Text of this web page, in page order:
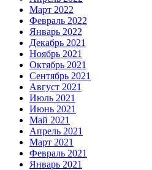
Март 2022
Февраль 2022
Январь 2022
Декабрь 2021
Ноябрь 2021
Октябрь 2021
Сентябрь 2021
Август 2021
Июль 2021
Июнь 2021
Май 2021
Апрель 2021
Март 2021
Февраль 2021
Январь 2021